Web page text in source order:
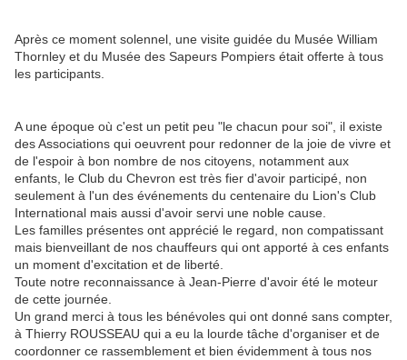
Après ce moment solennel, une visite guidée du Musée William
Thornley et du Musée des Sapeurs Pompiers était offerte à tous
les participants.
A une époque où c'est un petit peu "le chacun pour soi", il existe
des Associations qui oeuvrent pour redonner de la joie de vivre et
de l'espoir à bon nombre de nos citoyens, notamment aux
enfants, le Club du Chevron est très fier d'avoir participé, non
seulement à l'un des événements du centenaire du Lion's Club
International mais aussi d'avoir servi une noble cause.
Les familles présentes ont apprécié le regard, non compatissant
mais bienveillant de nos chauffeurs qui ont apporté à ces enfants
un moment d'excitation et de liberté.
Toute notre reconnaissance à Jean-Pierre d'avoir été le moteur
de cette journée.
Un grand merci à tous les bénévoles qui ont donné sans compter,
à Thierry ROUSSEAU qui a eu la lourde tâche d'organiser et de
coordonner ce rassemblement et bien évidemment à tous nos